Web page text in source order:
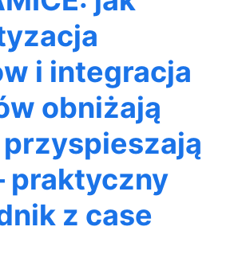
i integracja
obniżają
praktyczny
z case